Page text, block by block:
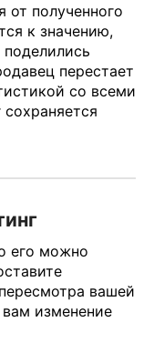
от полученного
к значению,
перестает
со всеми
его можно
вашей
изменение